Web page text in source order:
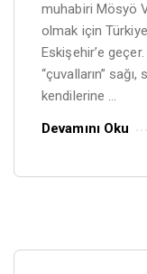
muhabiri Mösyö
olmak için
Eskişehir’e
“çuvalların”
kendilerine …
Devamını Oku